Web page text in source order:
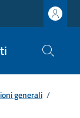
generali /